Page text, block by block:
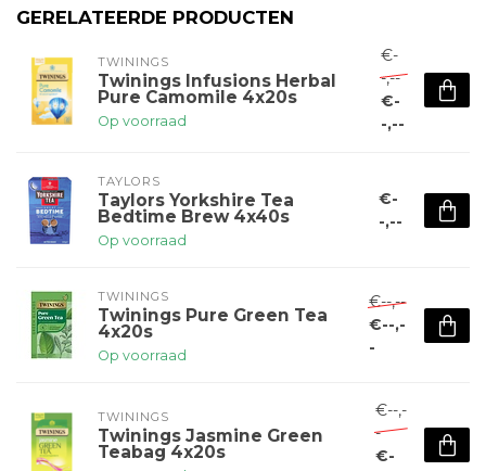
GERELATEERDE PRODUCTEN
TWININGS
Twinings Infusions Herbal
Pure Camomile 4x20s
Op voorraad
€-
-,--
€-
-,--
TAYLORS
Taylors Yorkshire Tea
Bedtime Brew 4x40s
Op voorraad
€-
-,--
TWININGS
Twinings Pure Green Tea
4x20s
Op voorraad
€--,--
€--,-
-
TWININGS
Twinings Jasmine Green
Teabag 4x20s
€--,-
-
€-